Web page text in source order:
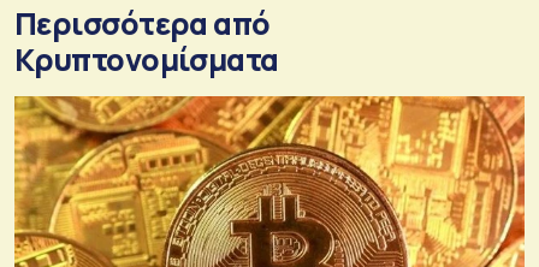
Περισσότερα από
Kρυπτονομίσματα